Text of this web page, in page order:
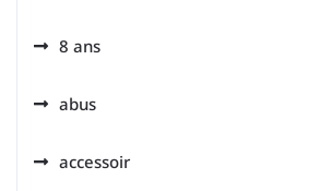
8 ans
abus
accessoir